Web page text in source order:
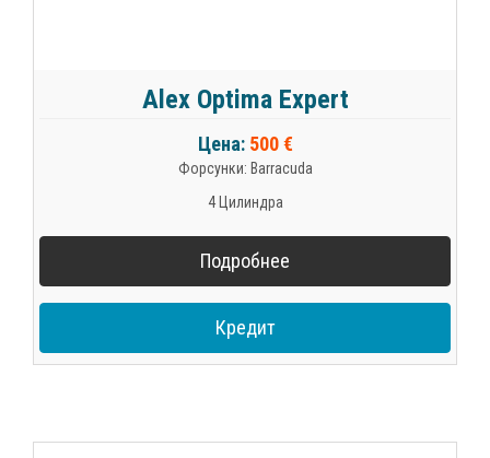
Alex Optima Expert
Цена: 500 €
Форсунки: Barracuda
4 Цилиндра
Подробнее
Кредит